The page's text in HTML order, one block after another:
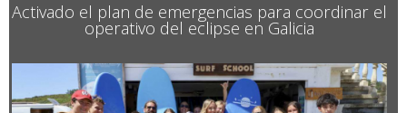
Activado el plan de emergencias para coordinar el
operativo del eclipse en Galicia